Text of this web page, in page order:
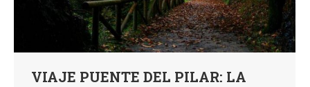
VIAJE PUENTE DEL PILAR: LA